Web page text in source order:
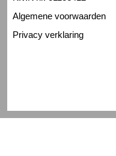
Algemene voorwaarden
Privacy verklaring